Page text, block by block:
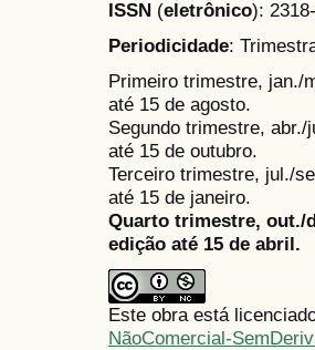
ISSN (eletrônico):
Periodicidade:
Primeiro trimestre, jan./
até 15 de agosto.
Segundo trimestre,
até 15 de outubro.
Terceiro trimestre, jul./
até 15 de janeiro.
Quarto trimestre, out./
edição até 15 de abril.
Este obra está
NãoComercial-